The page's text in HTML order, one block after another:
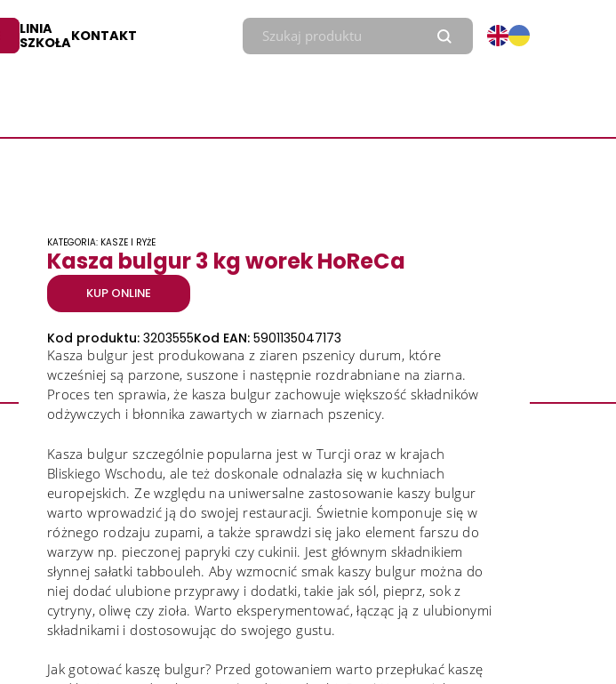
LINIA
SZKOŁAKONTAKT
KATEGORIA: KASZE I RYŻE
Kasza bulgur 3 kg worek HoReCa
KUP ONLINE
Kod produktu: 3203555Kod EAN: 5901135047173
Kasza bulgur jest produkowana z ziaren pszenicy durum, które
wcześniej są parzone, suszone i następnie rozdrabniane na ziarna.
Proces ten sprawia, że kasza bulgur zachowuje większość składników
odżywczych i błonnika zawartych w ziarnach pszenicy.
Kasza bulgur szczególnie popularna jest w Turcji oraz w krajach
Bliskiego Wschodu, ale też doskonale odnalazła się w kuchniach
europejskich. Ze względu na uniwersalne zastosowanie kaszy bulgur
warto wprowadzić ją do swojej restauracji. Świetnie komponuje się w
różnego rodzaju zupami, a także sprawdzi się jako element farszu do
warzyw np. pieczonej papryki czy cukinii. Jest głównym składnikiem
słynnej sałatki tabbouleh. Aby wzmocnić smak kaszy bulgur można do
niej dodać ulubione przyprawy i dodatki, takie jak sól, pieprz, sok z
cytryny, oliwę czy zioła. Warto eksperymentować, łącząc ją z ulubionymi
składnikami i dostosowując do swojego gustu.
Jak gotować kaszę bulgur? Przed gotowaniem warto przepłukać kaszę